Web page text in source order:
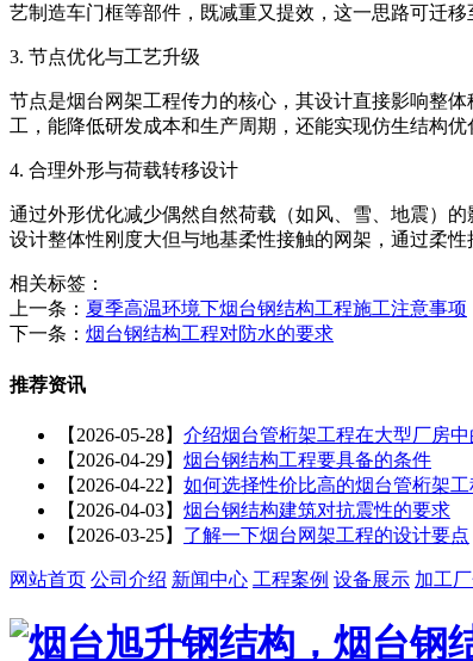
艺制造车门框等部件，既减重又提效，这一思路可迁
3. 节点优化与工艺升级
节点是烟台网架工程传力的核心，其设计直接影响整
工，能降低研发成本和生产周期，还能实现仿生结构
4. 合理外形与荷载转移设计
通过外形优化减少偶然自然荷载（如风、雪、地震）
设计整体性刚度大但与地基柔性接触的网架，通过柔性
相关标签：
上一条： 夏季高温环境下烟台钢结构工程施工注意事项
下一条： 烟台钢结构工程对防水的要求
推荐资讯
【2026-05-28】 介绍烟台管桁架工程在大型厂房中
【2026-04-29】 烟台钢结构工程要具备的条件
【2026-04-22】 如何选择性价比高的烟台管桁架工
【2026-04-03】 烟台钢结构建筑对抗震性的要求
【2026-03-25】 了解一下烟台网架工程的设计要点
网站首页 公司介绍 新闻中心 工程案例 设备展示 加工